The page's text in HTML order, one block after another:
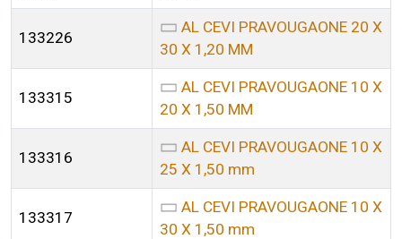
133226
AL CEVI PRAVOUGAONE 20 X
30 X 1,20 MM
133315
AL CEVI PRAVOUGAONE 10 X
20 X 1,50 MM
133316
AL CEVI PRAVOUGAONE 10 X
25 X 1,50 mm
133317
AL CEVI PRAVOUGAONE 10 X
30 X 1,50 mm